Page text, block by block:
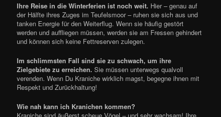
Ihre Reise in die Winterferien ist noch weit. Hier – genau auf
der Hälfte ihres Zuges im Teufelsmoor – ruhen sie sich aus und
tanken Energie für den Weiterflug. Wenn sie häufig gestört
werden und auffliegen müssen, werden sie am Fressen gehindert
und können sich keine Fettreserven zulegen.
Im schlimmsten Fall sind sie zu schwach, um ihre
Zielgebiete zu erreichen. Sie müssen unterwegs qualvoll
verenden. Wenn Du Kraniche wirklich magst, begegne ihnen mit
Respekt und Zurückhaltung!
Wie nah kann ich Kranichen kommen?